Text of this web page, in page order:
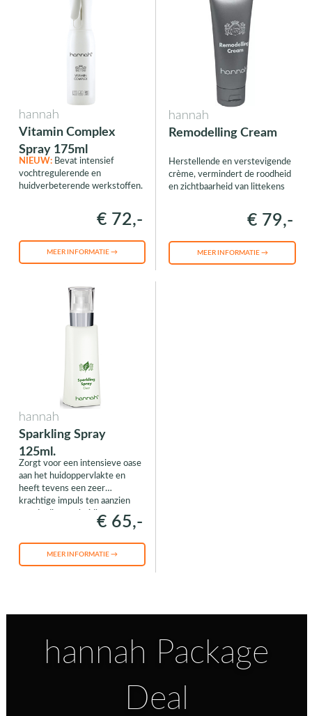
hannah
Vitamin Complex
Spray 175ml
NIEUW:Bevat intensief
vochtregulerende en
huidverbeterende werkstoffen.
€ 72,-
MEER INFORMATIE →
hannah
Remodelling Cream
Herstellende en verstevigende
crème, vermindert de roodheid
en zichtbaarheid van littekens
€ 79,-
MEER INFORMATIE →
hannah
Sparkling Spray
125ml.
Zorgt voor een intensieve oase
aan het huidoppervlakte en
heeft tevens een zeer
krachtige impuls ten aanzien
van de diepere huidlagen.€ 65,-
MEER INFORMATIE →
hannah Package
Deal